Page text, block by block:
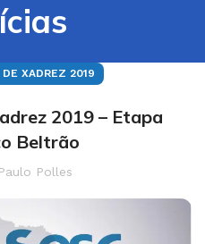
DE XADREZ 2019
2019 – Etapa
Beltrão
Polles